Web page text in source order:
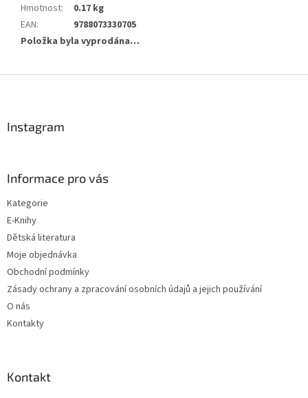
Hmotnost:
0.17 kg
EAN:
9788073330705
Položka byla vyprodána…
Instagram
Informace pro vás
Kategorie
E-Knihy
Dětská literatura
Moje objednávka
Obchodní podmínky
Zásady ochrany a zpracování osobních údajů a jejich používání
O nás
Kontakty
Kontakt